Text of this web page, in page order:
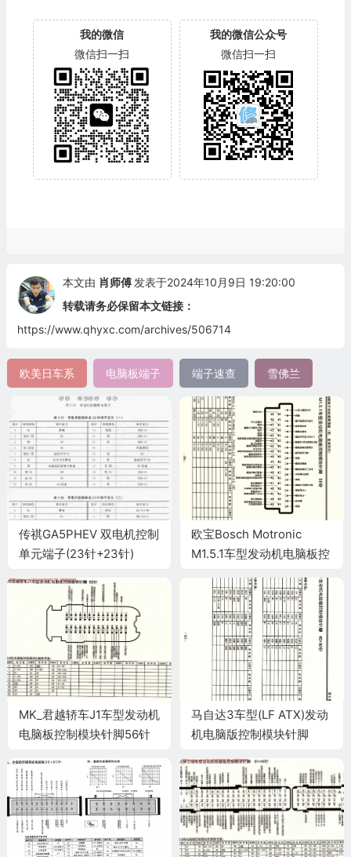
我的微信
微信扫一扫
我的微信公众号
微信扫一扫
本文由 肖师傅 发表于2024年10月9日 19:20:00
转载请务必保留本文链接：
https://www.qhyxc.com/archives/506714
欧美日车系 电脑板端子 端子速查 雪佛兰
传祺GA5PHEV 双电机控制
单元端子(23针+23针)
欧宝Bosch Motronic
M1.5.1车型发动机电脑板控
MK_君越轿车J1车型发动机
电脑板控制模块针脚56针
马自达3车型(LF ATX)发动
机电脑版控制模块针脚